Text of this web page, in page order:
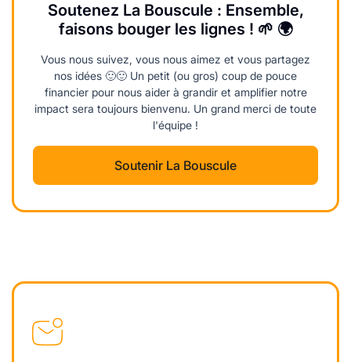
Soutenez La Bouscule : Ensemble,
faisons bouger les lignes ! 🌱 🌍
Vous nous suivez, vous nous aimez et vous partagez
nos idées 🙂🙂 Un petit (ou gros) coup de pouce
financier pour nous aider à grandir et amplifier notre
impact sera toujours bienvenu. Un grand merci de toute
l'équipe !
Soutenir La Bouscule